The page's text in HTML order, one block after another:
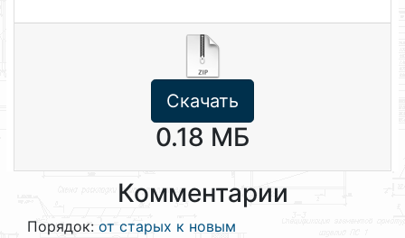
Скачать
0.18 МБ
Комментарии
Порядок: от старых к новым